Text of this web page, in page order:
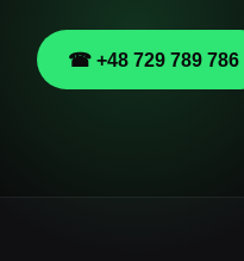
☎ +48 729 789 786